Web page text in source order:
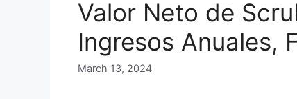
Valor Neto de
Ingresos Anuales,
March 13, 2024